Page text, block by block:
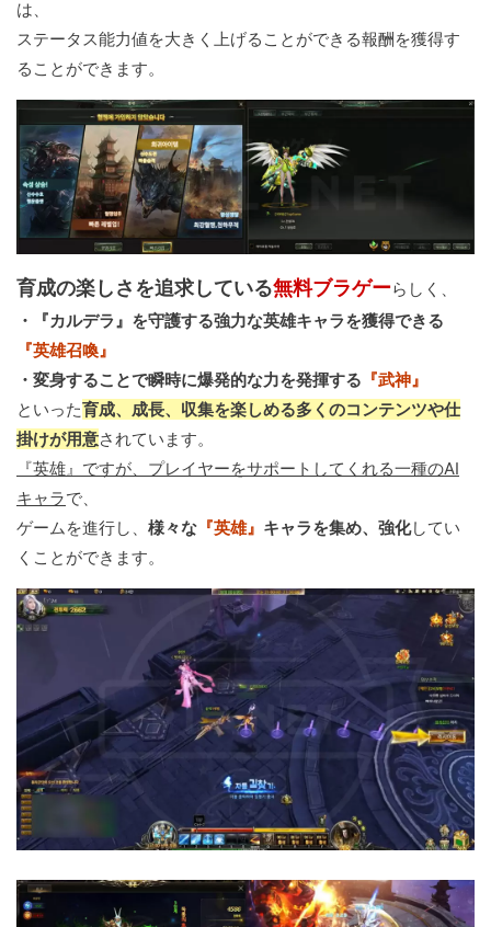
は、
ステータス能力値を大きく上げることができる報酬を獲得す
ることができます。
育成の楽しさを追求している無料ブラゲーらしく、
・『カルデラ』を守護する強力な英雄キャラを獲得できる
『英雄召喚』
・変身することで瞬時に爆発的な力を発揮する 『武神』
といった育成、成長、収集を楽しめる多くのコンテンツや仕
掛けが用意されています。
『英雄』ですが、プレイヤーをサポートしてくれる一種のAI
キャラで、
ゲームを進行し、 様々な 『英雄』 キャラを集め、強化してい
くことができます。